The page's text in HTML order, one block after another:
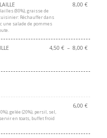
8,00€
(80%), graisse de
Réchauffer dans
une salade de pommes
4,50€ – 8,00€
6,00€
gelée (20%), persil, sel,
en toats, buffet froid